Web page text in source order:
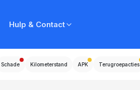
Hulp & Contact
Schade Kilometerstand APK Terugroepacties